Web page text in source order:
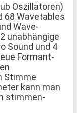
Oszillatoren)
68 Wavetables
Wave-
unabhängige
Sound und 4
Formant-
Stimme
kann man
stimmen-